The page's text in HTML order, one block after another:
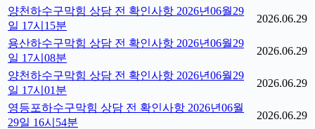
양천하수구막힘 상담 전 확인사항 2026년06월29
일 17시15분
2026.06.29
용산하수구막힘 상담 전 확인사항 2026년06월29
일 17시08분
2026.06.29
양천하수구막힘 상담 전 확인사항 2026년06월29
일 17시01분
2026.06.29
영등포하수구막힘 상담 전 확인사항 2026년06월
29일 16시54분
2026.06.29